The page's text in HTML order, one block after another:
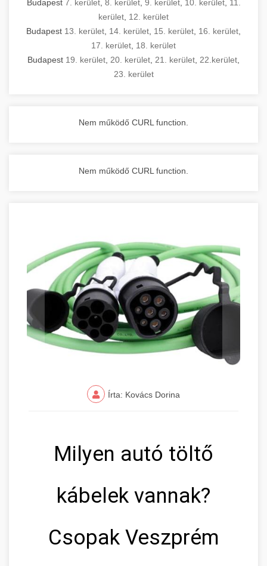
Budapest 7. kerület, 8. kerület, 9. kerület, 10. kerület, 11.
kerület 12. kerület
Budapest 13. kerület 14. kerület 15. kerület 16. kerület
17. kerület 18. kerület
Budapest 19. kerület 20. kerület 21. kerület 22.kerület
23. kerület
Nem működő CURL function.
Nem működő CURL function.
Írta: Kovács Dorina
Milyen autó töltő
kábelek vannak?
Csopak Veszprém